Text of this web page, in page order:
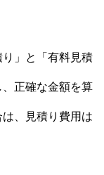
」と「有料見積
正確な金額を算
、見積り費用は